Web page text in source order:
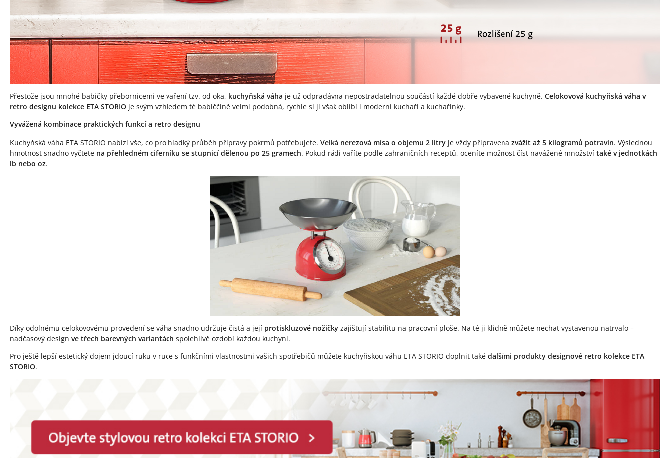
Přestože jsou mnohé babičky přebornicemi ve vaření tzv. od oka, kuchyňská váha je už odpradávna nepostradatelnou součástí každé dobře vybavené kuchyně. Celokovová kuchyňská váha v
retro designu kolekce ETA STORIO je svým vzhledem té babiččině velmi podobná, rychle si ji však oblíbí i moderní kuchaři a kuchařinky.
Vyvážená kombinace praktických funkcí a retro designu
Kuchyňská váha ETA STORIO nabízí vše, co pro hladký průběh přípravy pokrmů potřebujete. Velká nerezová mísa o objemu 2 litry je vždy připravena zvážit až 5 kilogramů potravin. Výslednou
hmotnost snadno vyčtete na přehledném ciferníku se stupnicí dělenou po 25 gramech. Pokud rádi vaříte podle zahraničních receptů, oceníte možnost číst navážené množství také v jednotkách
lb nebo oz.
Díky odolnému celokovovému provedení se váha snadno udržuje čistá a její protiskluzové nožičky zajišťují stabilitu na pracovní ploše. Na té ji klidně můžete nechat vystavenou natrvalo –
nadčasový design ve třech barevných variantách spolehlivě ozdobí každou kuchyni.
Pro ještě lepší estetický dojem jdoucí ruku v ruce s funkčními vlastnostmi vašich spotřebičů můžete kuchyňskou váhu ETA STORIO doplnit také dalšími produkty designové retro kolekce ETA
STORIO.